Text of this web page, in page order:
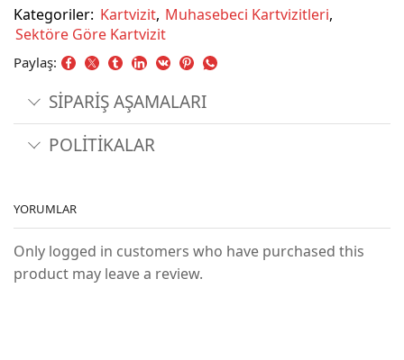
Kategoriler: Kartvizit, Muhasebeci Kartvizitleri,
Sektöre Göre Kartvizit
Paylaş:
SİPARİŞ AŞAMALARI
POLİTİKALAR
YORUMLAR
Only logged in customers who have purchased this
product may leave a review.